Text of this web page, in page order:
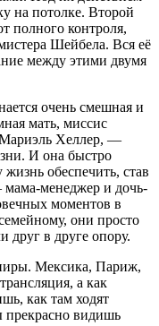
на потолке. Второй
полного контроля,
Шейбела. Вся её
между этими двумя
очень смешная и
мать, миссис
Мариэль Хеллер, —
И она быстро
обеспечить, став
менеджер и дочь-
моментов в
они просто
друг в друге опору.
Мексика, Париж,
а как
как там ходят
прекрасно видишь